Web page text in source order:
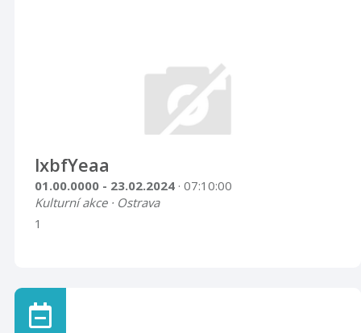
lxbfYeaa
01.00.0000 - 23.02.2024 · 07:10:00
Kulturní akce · Ostrava
1